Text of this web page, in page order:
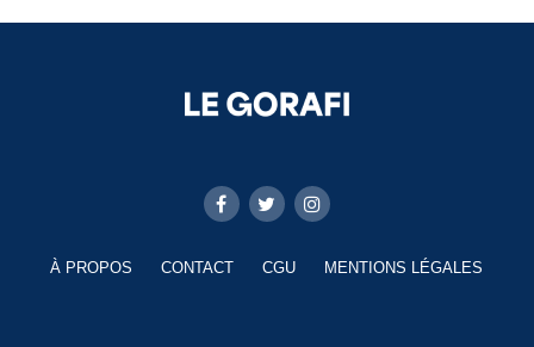
À PROPOS CONTACT CGU MENTIONS LÉGALES